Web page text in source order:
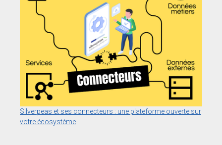
Silverpeas et ses connecteurs : une plateforme ouverte sur
votre écosystème